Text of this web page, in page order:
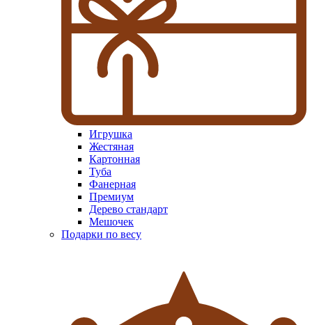
Игрушка
Жестяная
Картонная
Туба
Фанерная
Премиум
Дерево стандарт
Мешочек
Подарки по весу